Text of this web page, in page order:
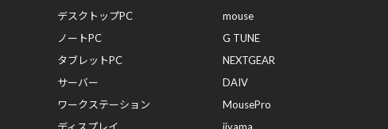
デスクトップPC
ノートPC
タブレットPC
サーバー
ワークステーション
mouse
G TUNE
NEXTGEAR
DAIV
MousePro